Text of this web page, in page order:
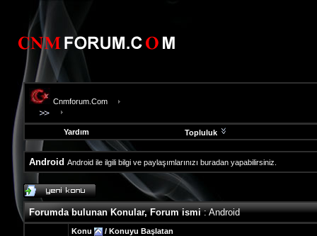
Cnmforum.Com
Yardım Topluluk
Android Android ile ilgili bilgi ve paylaşımlarınızı buradan yapabilirsiniz.
evooli
fethiye
escort
gaziantep
Forumda bulunan Konular, Forum ismi: Android
Konu / Konuyu Başlatan